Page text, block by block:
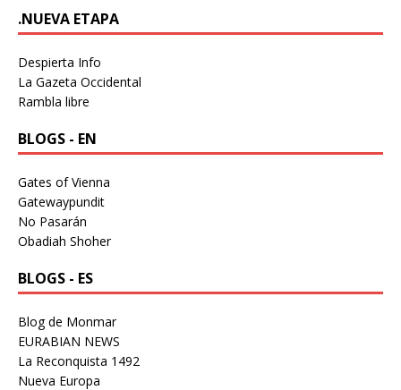
.NUEVA ETAPA
Despierta Info
La Gazeta Occidental
Rambla libre
BLOGS - EN
Gates of Vienna
Gatewaypundit
No Pasarán
Obadiah Shoher
BLOGS - ES
Blog de Monmar
EURABIAN NEWS
La Reconquista 1492
Nueva Europa